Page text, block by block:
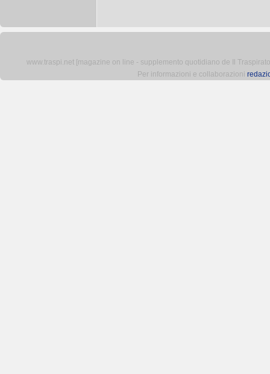
www.traspi.net [magazine on line - supplemento quotidiano de Il
Per informazioni e collaborazioni